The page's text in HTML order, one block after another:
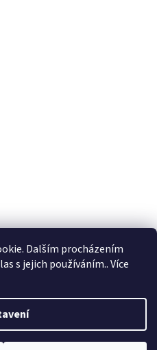
Dalším procházením
s jejich používáním.. Více
Shoptet